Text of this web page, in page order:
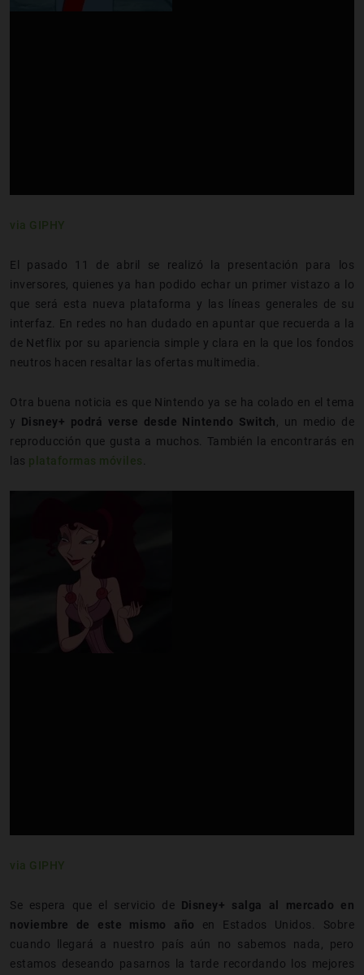
via GIPHY
El pasado 11 de abril se realizó la presentación para los
inversores, quienes ya han podido echar un primer vistazo a lo
que será esta nueva plataforma y las líneas generales de su
interfaz. En redes no han dudado en apuntar que recuerda a la
de Netflix por su apariencia simple y clara en la que los fondos
neutros hacen resaltar las ofertas multimedia.
Otra buena noticia es que Nintendo ya se ha colado en el tema
y Disney+ podrá verse desde Nintendo Switch
, un medio de
reproducción que gusta a muchos. También la encontrarás en
las plataformas móviles
via GIPHY
Se espera que el servicio de Disney+ salga al mercado en
noviembre de este mismo año en Estados Unidos. Sobre
cuando llegará a nuestro país aún no sabemos nada, pero
estamos deseando pasarnos la tarde recordando los mejores